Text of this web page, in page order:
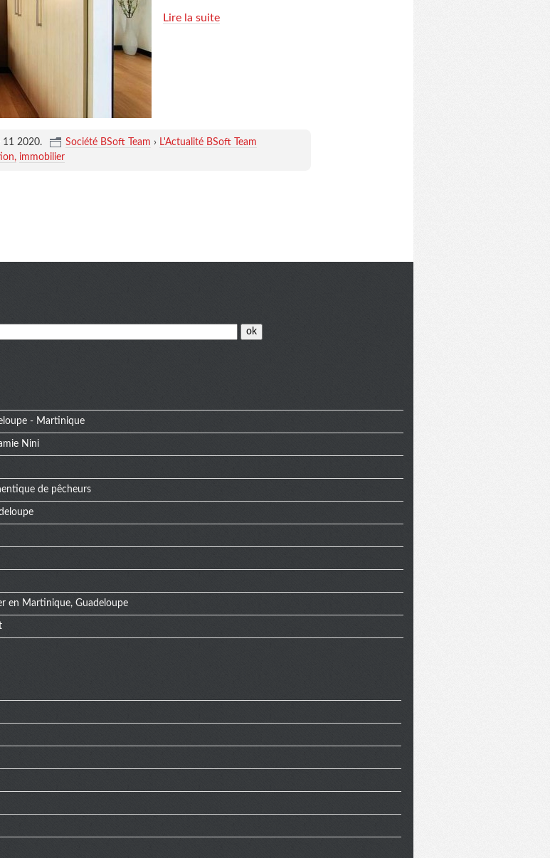
Lire la suite
11 2020. Société BSoft Team › L'Actualité BSoft Team
immobilier
- Martinique
Nini
de pêcheurs
en Martinique, Guadeloupe